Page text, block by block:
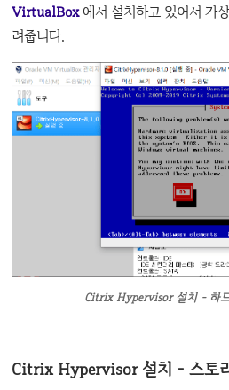
VirtualBox에서 설치하고 있어서 가
려줍니다.
Citrix Hypervisor 설치 - 하
Citrix Hypervisor 설치 - 스토